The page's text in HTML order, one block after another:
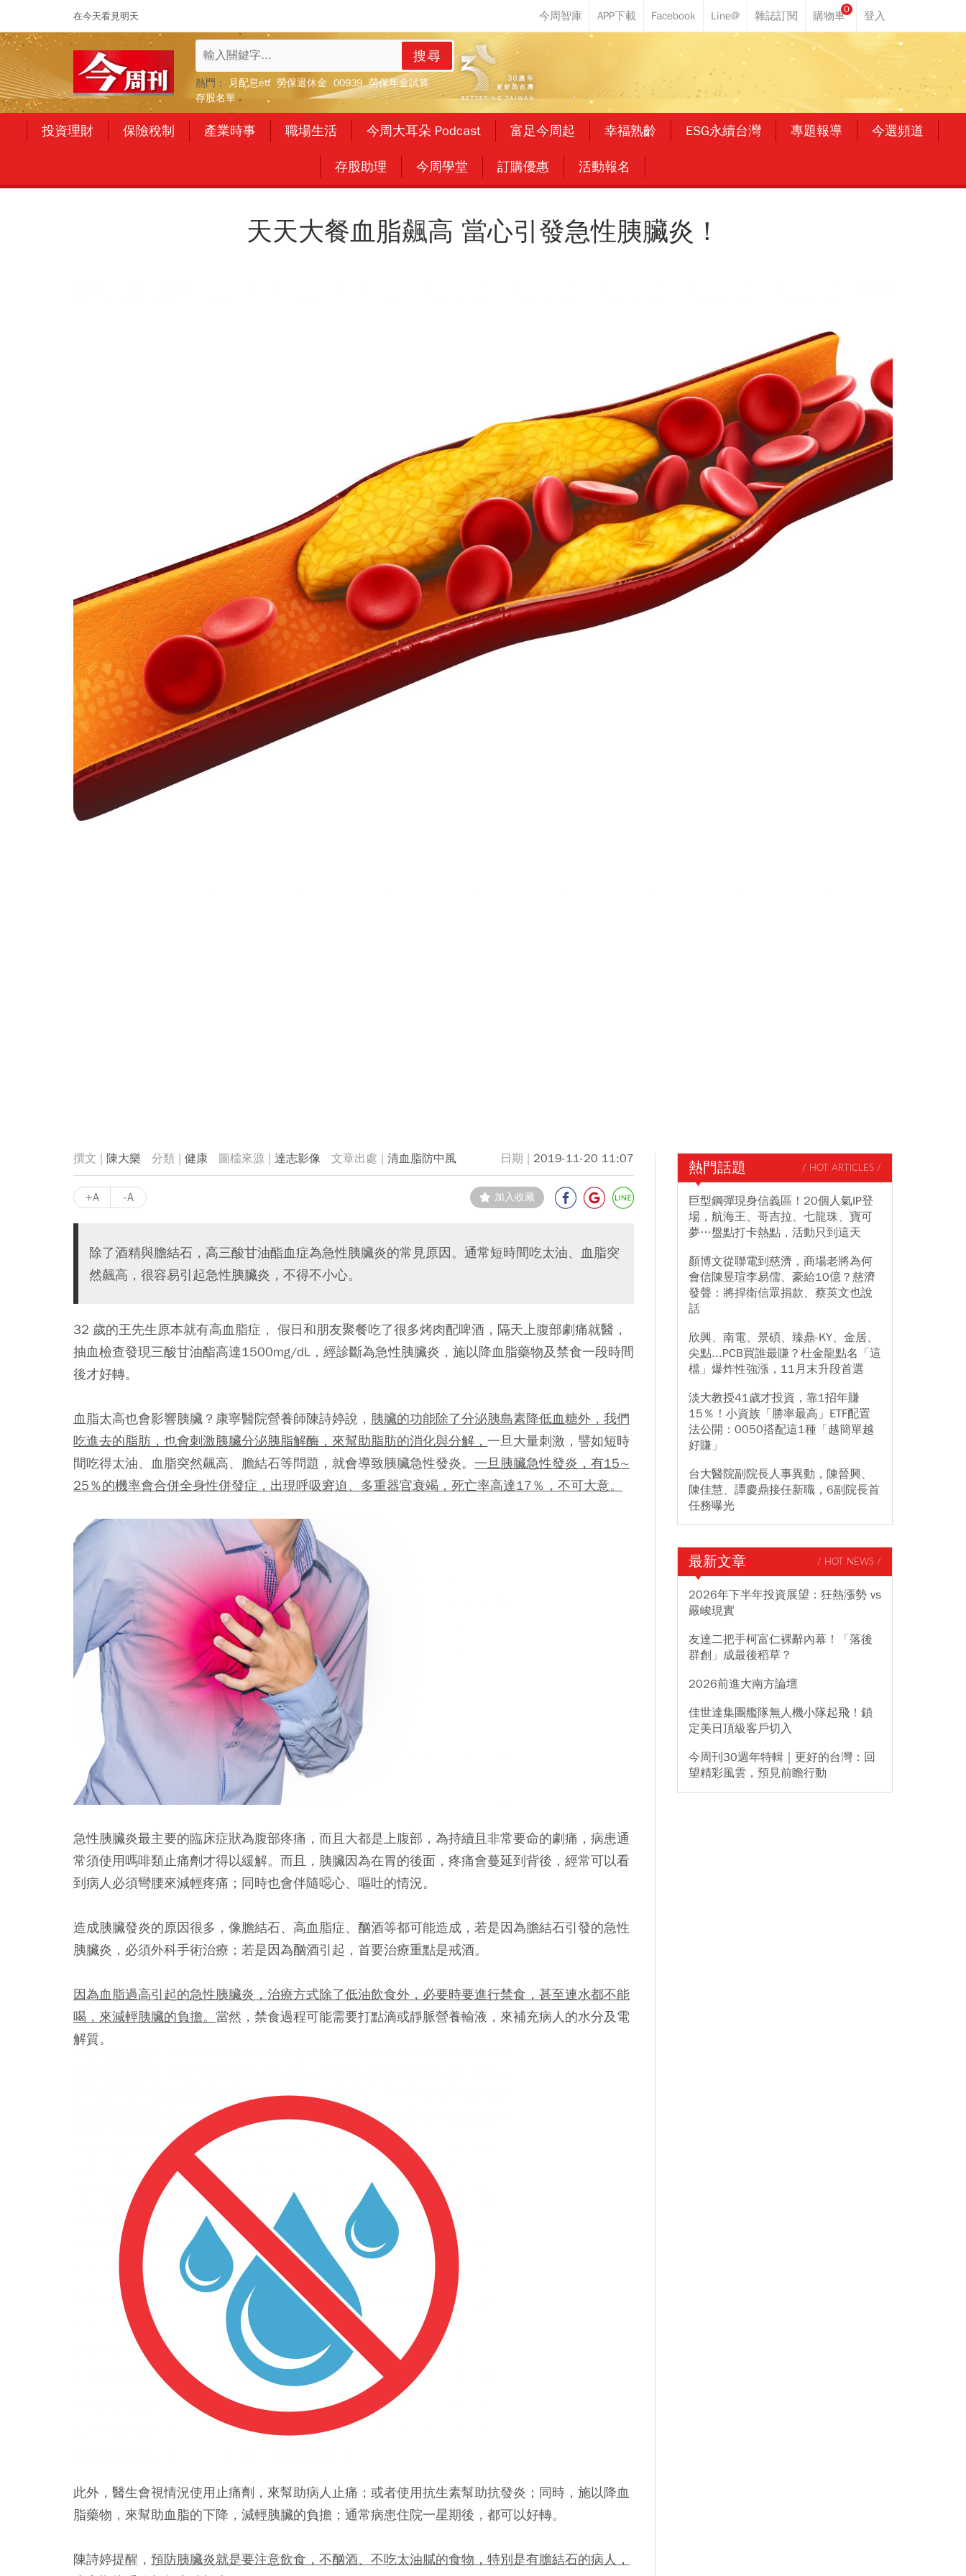
在今天看見明天
0
搜尋
熱門： 月配息etf 勞保退休金 00939 勞保年金試算
存股名單
投資理財 保險稅制 產業時事 職場生活 今周大耳朵 Podcast 富足今周起 幸福熟齡 ESG永續台灣 專題報導 今選頻道
存股助理 今周學堂 訂購優惠 活動報名
天天大餐血脂飆高 當心引發急性胰臟炎！
陳大樂 健康 達志影像 清血脂防中風 2019-11-20 11:07
+A -A 加入收藏
除了酒精與膽結石，高三酸甘油酯血症為急性胰臟炎的常見原因。通常短時間吃太油、血脂突
然飆高，很容易引起急性胰臟炎，不得不小心。
32 歲的王先生原本就有高血脂症， 假日和朋友聚餐吃了很多烤肉配啤酒，隔天上腹部劇痛就醫，
抽血檢查發現三酸甘油酯高達1500mg/dL，經診斷為急性胰臟炎，施以降血脂藥物及禁食一段時間
後才好轉。
血脂太高也會影響胰臟？康寧醫院營養師陳詩婷說， 胰臟的功能除了分泌胰島素降低血糖外，我們
吃進去的脂肪，也會刺激胰臟分泌胰脂解酶，來幫助脂肪的消化與分解， 一旦大量刺激，譬如短時
間吃得太油、血脂突然飆高、膽結石等問題，就會導致胰臟急性發炎。 一旦胰臟急性發炎，有15∼
25％的機率會合併全身性併發症，出現呼吸窘迫、多重器官衰竭，死亡率高達17％，不可大意。
急性胰臟炎最主要的臨床症狀為腹部疼痛，而且大都是上腹部，為持續且非常要命的劇痛，病患通
常須使用嗎啡類止痛劑才得以緩解。而且，胰臟因為在胃的後面，疼痛會蔓延到背後，經常可以看
到病人必須彎腰來減輕疼痛；同時也會伴隨噁心、嘔吐的情況。
造成胰臟發炎的原因很多，像膽結石、高血脂症、酗酒等都可能造成，若是因為膽結石引發的急性
胰臟炎，必須外科手術治療；若是因為酗酒引起，首要治療重點是戒酒。
因為血脂過高引起的急性胰臟炎，治療方式除了低油飲食外，必要時要進行禁食，甚至連水都不能
喝，來減輕胰臟的負擔。 當然，禁食過程可能需要打點滴或靜脈營養輸液，來補充病人的水分及電
解質。
此外，醫生會視情況使用止痛劑，來幫助病人止痛；或者使用抗生素幫助抗發炎；同時，施以降血
脂藥物，來幫助血脂的下降，減輕胰臟的負擔；通常病患住院一星期後，都可以好轉。
陳詩婷提醒， 預防胰臟炎就是要注意飲食，不酗酒、不吃太油膩的食物，特別是有膽結石的病人，
熱門話題 / HOT ARTICLES /
巨型鋼彈現身信義區！20個人氣IP登
場，航海王、哥吉拉、七龍珠、寶可
夢…盤點打卡熱點，活動只到這天
顏博文從聯電到慈濟，商場老將為何
會信陳昱瑄李易儒、豪給10億？慈濟
發聲：將捍衛信眾捐款、蔡英文也說
話
欣興、南電、景碩、臻鼎-KY、金居、
尖點...PCB買誰最賺？杜金龍點名「這
檔」爆炸性強漲，11月末升段首選
淡大教授41歲才投資，靠1招年賺
15％！小資族「勝率最高」ETF配置
法公開：0050搭配這1種「越簡單越
好賺」
台大醫院副院長人事異動，陳晉興、
陳佳慧、譚慶鼎接任新職，6副院長首
任務曝光
最新文章 / HOT NEWS /
2026年下半年投資展望：狂熱漲勢 vs
嚴峻現實
友達二把手柯富仁裸辭內幕！「落後
群創」成最後稻草？
2026前進大南方論壇
佳世達集團艦隊無人機小隊起飛！鎖
定美日頂級客戶切入
今周刊30週年特輯｜更好的台灣：回
望精彩風雲，預見前瞻行動